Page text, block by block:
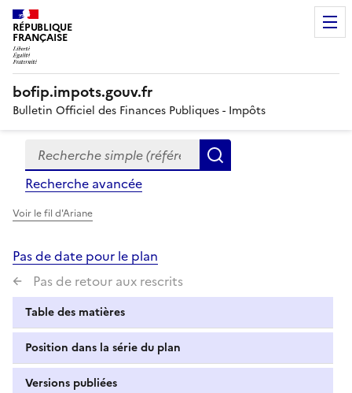
RÉPUBLIQUE
FRANÇAISE
bofip.impots.gouv.fr
Bulletin Officiel des Finances Publiques - Impôts
Formulaire
de
recherche
Recherche simple (références, mots clés, partie du
Recherche avancée
Voir le fil d'Ariane
Pas de date pour le plan
Pas de retour aux rescrits
Table des matières
Position dans la série du plan
Versions publiées